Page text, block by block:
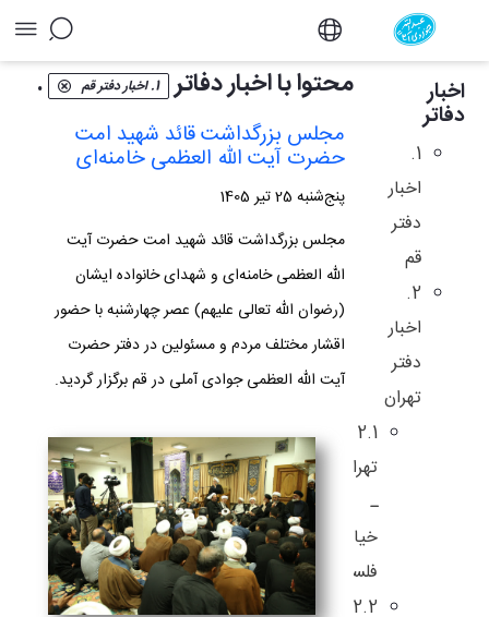
آرشیو اخبار دفاتر - دفتر
اخبار
دفاتر
1.
اخبار
دفتر
قم
2.
اخبار
دفتر
تهران
2.1
تهران
ـ
خیابان
فلسطین
محتوا با اخبار دفاتر 1. اخبار دفتر قم .
مجلس بزرگداشت قائد شهید امت
حضرت آیت الله العظمی خامنه‌ای
پنج‌شنبه 25 تیر 1405
مجلس بزرگداشت قائد شهید امت حضرت آیت
الله العظمی خامنه‌ای و شهدای خانواده ایشان
(رضوان الله تعالی علیهم) عصر چهارشنبه با حضور
اقشار مختلف مردم و مسئولین در دفتر حضرت
آیت الله العظمی جوادی آملی در قم برگزار گردید.